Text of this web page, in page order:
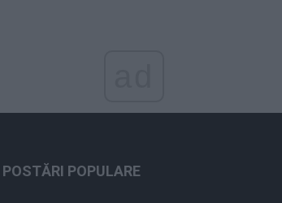
POSTĂRI POPULARE